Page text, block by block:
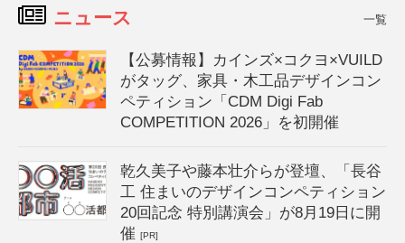
ニュース 一覧
【公募情報】カインズ×コクヨ×VUILD
がタッグ、家具・木工品デザインコン
ペティション「CDM Digi Fab
COMPETITION 2026」を初開催
乾久美子や藤本壮介らが登壇、「長谷
工 住まいのデザインコンペティション
20回記念 特別講演会」が8月19日に開
催[PR]